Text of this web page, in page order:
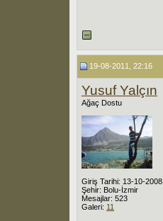
19-08-2011, 22:16
Yusuf Yalçın
Ağaç Dostu
Giriş Tarihi: 13-10-2008
Şehir: Bolu-İzmir
Mesajlar: 523
Galeri: 11